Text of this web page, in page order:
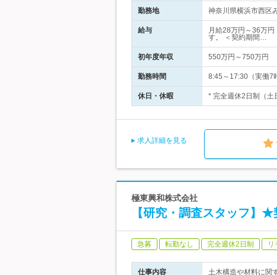
勤務地 神奈川県横浜市西区
給与
月給28万円～36万
す。 ＜契約期間…
初年度年収 550万円～750万円
勤務時間 8:45～17:30（実働7
休日・休暇 * 完全週休2日制（
求人詳細を見る
極東興和株式会社
【研究・調査スタッフ
急募 転勤なし 完全週休2日制 リ
仕事内容 土木構造や材料に関